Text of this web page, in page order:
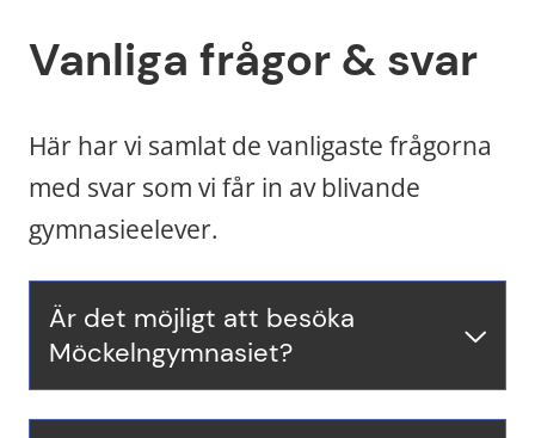
Vanliga frågor & svar
Här har vi samlat de vanligaste frågorna
med svar som vi får in av blivande
gymnasieelever.
Är det möjligt att besöka
Möckelngymnasiet?